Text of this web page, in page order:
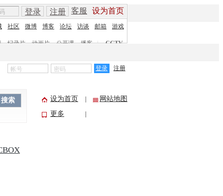
客服 设为首页
登录 注册
社区 微博 博客 论坛 访谈 邮箱 游戏
纪录片 动画片 公开课 播客 | CCTV
登录 注册
搜索 设为首页
网站地图
更多